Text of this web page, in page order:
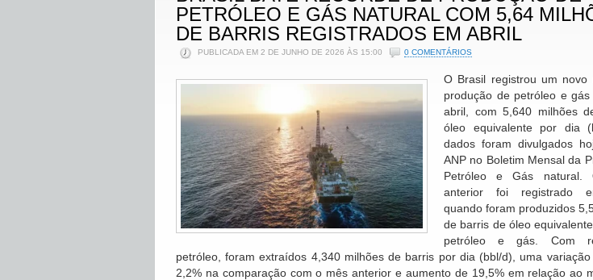
PETRÓLEO E GÁS NATURAL COM 5,64
DE BARRIS REGISTRADOS EM ABRIL
PUBLICADA EM 2 DE JUNHO DE 2026 ÀS 15:00 0 COMENTÁRIOS
O Brasil registrou um novo
produção de petróleo e
abril, com 5,640 milhões
óleo equivalente por dia
dados foram divulgados
ANP no Boletim Mensal da
Petróleo e Gás natural.
anterior foi registrado
quando foram produzidos
de barris de óleo
petróleo e gás. Com
petróleo, foram extraídos 4,340 milhões de barris por dia (bbl/d), uma
2,2% na comparação com o mês anterior e aumento de 19,5% em relação ao